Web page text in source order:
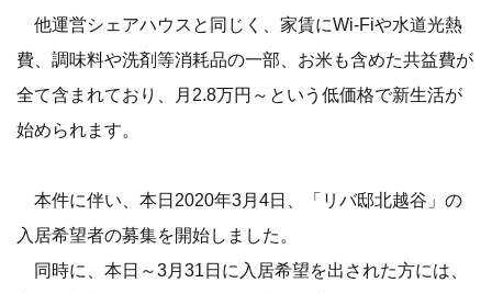
他運営シェアハウスと同じく、家賃にWi-Fiや水道光熱
費、調味料や洗剤等消耗品の一部、お米も含めた共益費が
全て含まれており、月2.8万円～という低価格で新生活が
始められます。
本件に伴い、本日2020年3月4日、「リバ邸北越谷」の
入居希望者の募集を開始しました。
同時に、本日～3月31日に入居希望を出された方には、